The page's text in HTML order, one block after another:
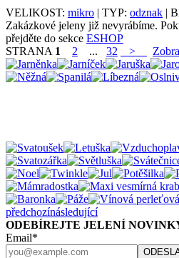
VELIKOST: mikro | TYP: odznak |
Zakázkové jeleny již nevyrábíme.
přejděte do sekce ESHOP
STRANA 1 2 ... 32 >
předchozínásledující
ODEBÍREJTE JELENÍ
Email*